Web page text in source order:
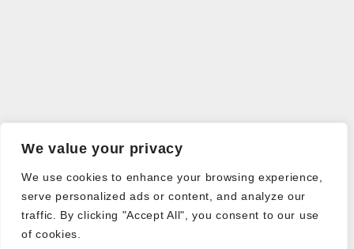
We value your privacy
We use cookies to enhance your browsing experience,
serve personalized ads or content, and analyze our
traffic. By clicking "Accept All", you consent to our use
of cookies.